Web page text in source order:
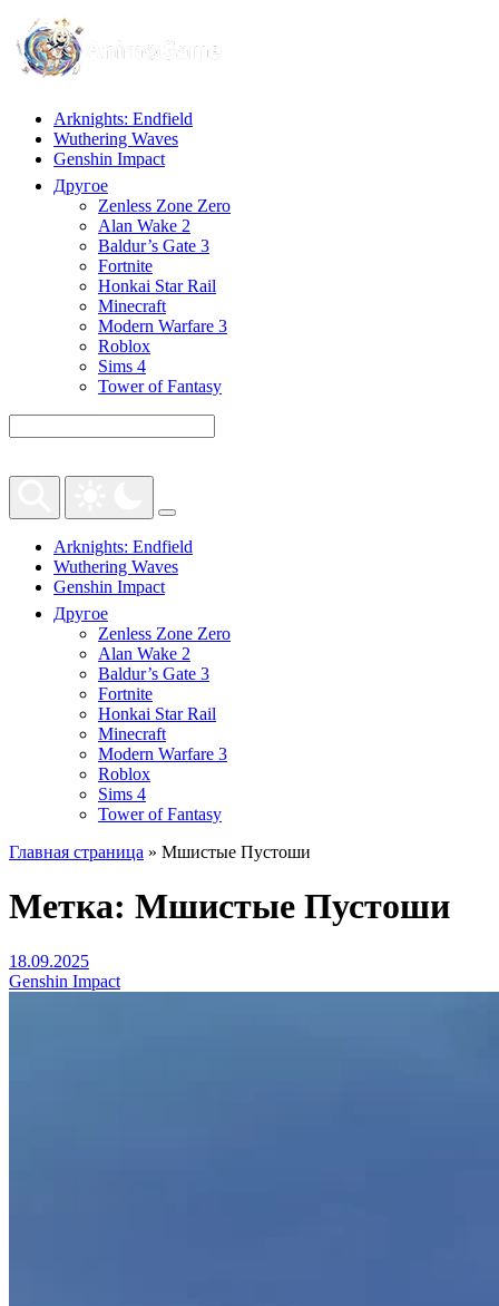
Arknights: Endfield
Wuthering Waves
Genshin Impact
Другое
Zenless Zone Zero
Alan Wake 2
Baldur’s Gate 3
Fortnite
Honkai Star Rail
Minecraft
Modern Warfare 3
Roblox
Sims 4
Tower of Fantasy
Arknights: Endfield
Wuthering Waves
Genshin Impact
Другое
Zenless Zone Zero
Alan Wake 2
Baldur’s Gate 3
Fortnite
Honkai Star Rail
Minecraft
Modern Warfare 3
Roblox
Sims 4
Tower of Fantasy
Главная страница » Мшистые Пустоши
Метка: Мшистые Пустоши
18.09.2025
Genshin Impact